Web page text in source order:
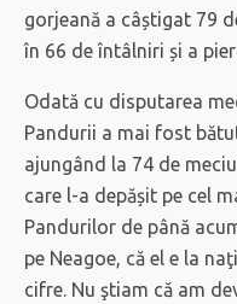
gorjeană a câștigat 79
în 66 de întâlniri și a
Odată cu disputarea
Pandurii a mai fost
ajungând la 74 de
care l-a depășit pe cel
Pandurilor de până
pe Neagoe, că el e la
cifre. Nu ştiam că am